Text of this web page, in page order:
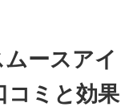
ースアイ
コミと効果